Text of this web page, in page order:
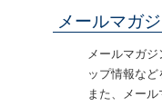
メールマガ
メールマガ
ップ情報など
また、メー